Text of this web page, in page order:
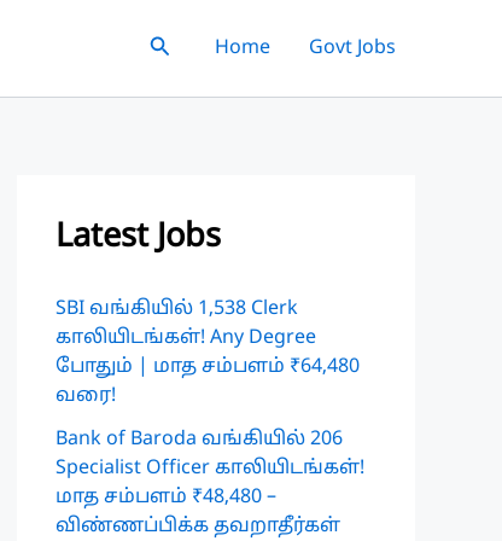
SearchHome Govt Jobs
Latest Jobs
SBI வங்கியில் 1,538 Clerk
காலியிடங்கள்! Any Degree
போதும் | மாத சம்பளம் ₹64,480
வரை!
Bank of Baroda வங்கியில் 206
Specialist Officer காலியிடங்கள்!
மாத சம்பளம் ₹48,480 –
விண்ணப்பிக்க தவறாதீர்கள்